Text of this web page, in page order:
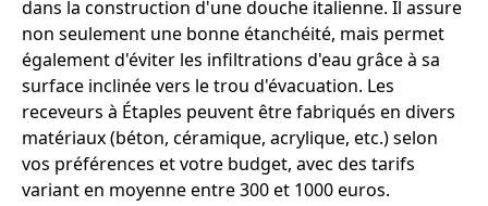
dans la construction d'une douche italienne. Il assure
non seulement une bonne étanchéité, mais permet
également d'éviter les infiltrations d'eau grâce à sa
surface inclinée vers le trou d'évacuation. Les
receveurs à Étaples peuvent être fabriqués en divers
matériaux (béton, céramique, acrylique, etc.) selon
vos préférences et votre budget, avec des tarifs
variant en moyenne entre 300 et 1000 euros.